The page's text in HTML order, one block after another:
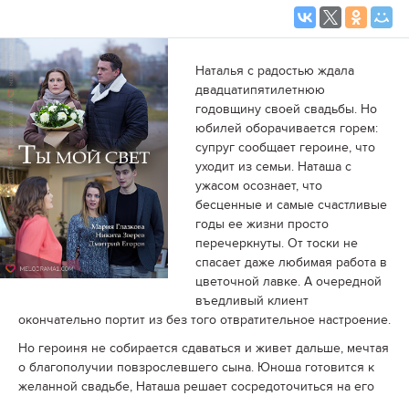
Наталья с радостью ждала
двадцатипятилетнюю
годовщину своей свадьбы. Но
юбилей оборачивается горем:
супруг сообщает героине, что
уходит из семьи. Наташа с
ужасом осознает, что
бесценные и самые счастливые
годы ее жизни просто
перечеркнуты. От тоски не
спасает даже любимая работа в
цветочной лавке. А очередной
въедливый клиент
окончательно портит из без того отвратительное настроение.
Но героиня не собирается сдаваться и живет дальше, мечтая
о благополучии повзрослевшего сына. Юноша готовится к
желанной свадьбе, Наташа решает сосредоточиться на его